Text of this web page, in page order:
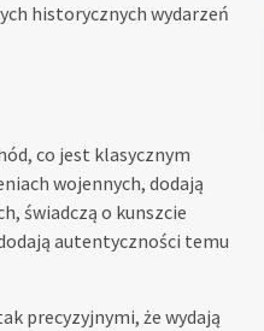
historycznych wydarzeń
co jest klasycznym
wojennych, dodają
świadczą o kunszcie
autentyczności temu
precyzyjnymi, że wydają